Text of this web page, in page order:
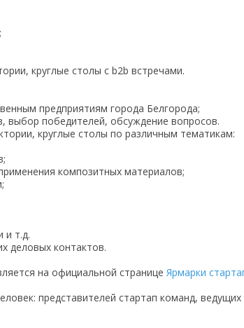
круглые столы с b2b встречами.
предприятиям города Белгорода;
выбор победителей, обсуждение вопросов.
круглые столы по различным тематикам:
композитных материалов;
и т.д.
деловых контактов.
на официальной странице Ярмарки
представителей стартап команд,